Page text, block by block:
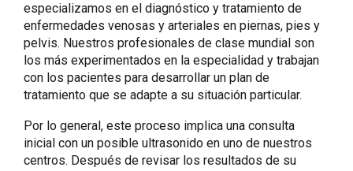
especializamos en el diagnóstico y tratamiento de
enfermedades venosas y arteriales en piernas, pies y
pelvis. Nuestros profesionales de clase mundial son
los más experimentados en la especialidad y trabajan
con los pacientes para desarrollar un plan de
tratamiento que se adapte a su situación particular.
Por lo general, este proceso implica una consulta
inicial con un posible ultrasonido en uno de nuestros
centros. Después de revisar los resultados de su